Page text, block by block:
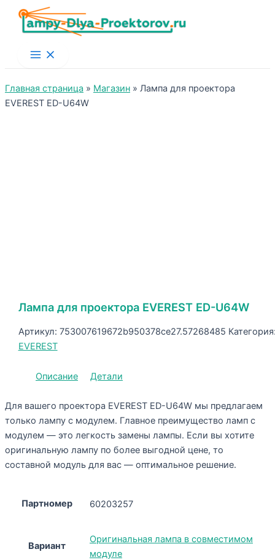
Main
Menu
Главная страница » Магазин » Лампа для проектора
EVEREST ED-U64W
Лампа для проектора EVEREST ED-U64W
Артикул: 753007619672b950378ce27.57268485
EVEREST
Описание Детали
Для вашего проектора EVEREST ED-U64W мы предлагаем
только лампу с модулем. Главное преимущество ламп с
модулем — это легкость замены лампы. Если вы хотите
оригинальную лампу по более выгодной цене, то
составной модуль для вас — оптимальное решение.
Партномер 60203257
Вариант
Оригинальная лампа в совместимом
модуле